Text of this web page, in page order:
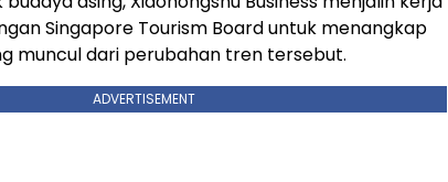
Singapore Tourism Board untuk menangkap
muncul dari perubahan tren tersebut.
ADVERTISEMENT